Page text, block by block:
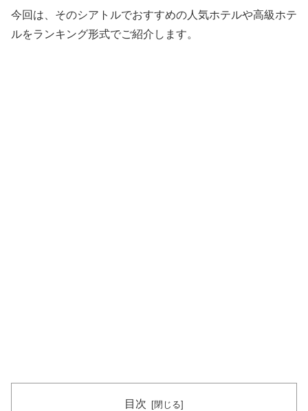
今回は、そのシアトルでおすすめの人気ホテルや高級ホテ
ルをランキング形式でご紹介します。
目次